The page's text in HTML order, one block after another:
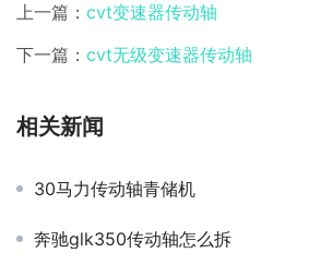
上一篇： cvt变速器传动轴
下一篇： cvt无级变速器传动轴
相关新闻
30马力传动轴青储机
奔驰glk350传动轴怎么拆